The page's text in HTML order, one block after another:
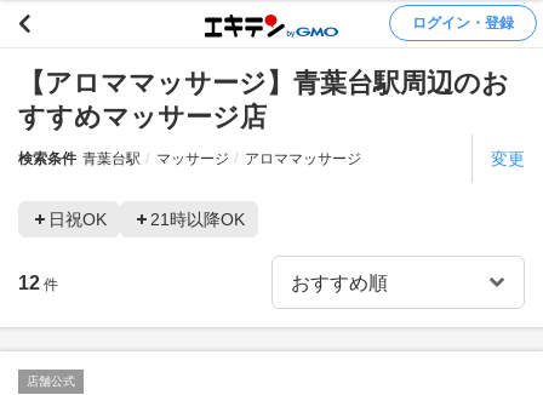
ログイン・登録
【アロママッサージ】青葉台駅周辺のお
すすめマッサージ店
検索条件 青葉台駅 マッサージ アロママッサージ 変更
日祝OK 21時以降OK
12 件
店舗公式